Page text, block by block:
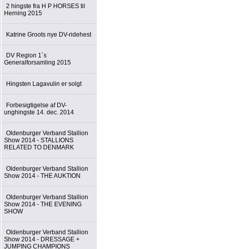
2 hingste fra H P HORSES til
Herning 2015
Katrine Groots nye DV-ridehest
DV Region 1´s
Generalforsamling 2015
Hingsten Lagavulin er solgt
Forbesigtigelse af DV-
unghingste 14. dec. 2014
Oldenburger Verband Stallion
Show 2014 - STALLIONS
RELATED TO DENMARK
Oldenburger Verband Stallion
Show 2014 - THE AUKTION
Oldenburger Verband Stallion
Show 2014 - THE EVENING
SHOW
Oldenburger Verband Stallion
Show 2014 - DRESSAGE +
JUMPING CHAMPIONS